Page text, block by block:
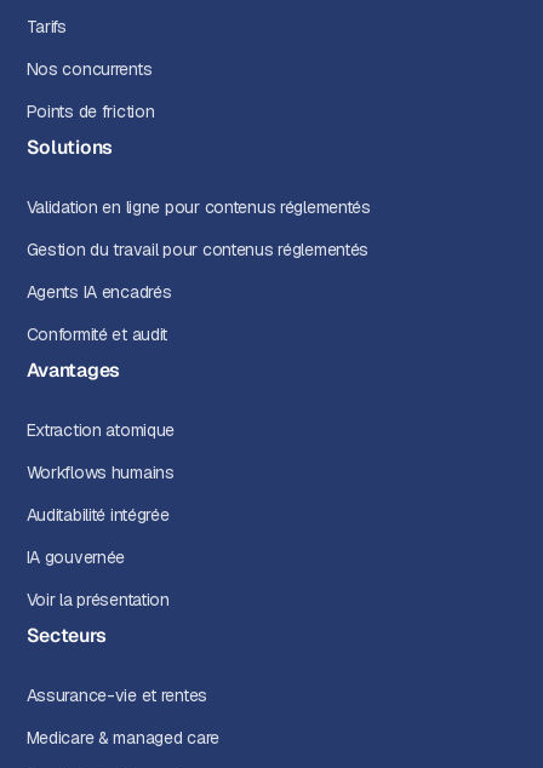
Tarifs
Nos concurrents
Points de friction
Solutions
Validation en ligne pour contenus réglementés
Gestion du travail pour contenus réglementés
Agents IA encadrés
Conformité et audit
Avantages
Extraction atomique
Workflows humains
Auditabilité intégrée
IA gouvernée
Voir la présentation
Secteurs
Assurance-vie et rentes
Medicare & managed care